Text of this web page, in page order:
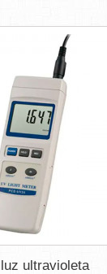
ultravioleta